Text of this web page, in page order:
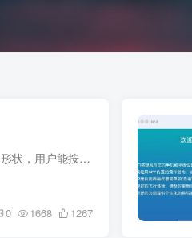
软件介绍： 该软件运用Live2d模型实现自定义形状，用户能按自己的想法更换不同形状的猫。其精准的面部捕捉功能，可实时捕捉用户面部，把虚拟角色的面部动作和神态关联起来，从而展现更多动作和...
0 1668 1267